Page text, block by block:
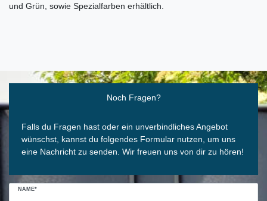
und Grün, sowie Spezialfarben erhältlich.
Noch Fragen?
Falls du Fragen hast oder ein unverbindliches Angebot
wünschst, kannst du folgendes Formular nutzen, um uns
eine Nachricht zu senden. Wir freuen uns von dir zu hören!
NAME*
Ceres::Template.mailFormHoneypotLabel